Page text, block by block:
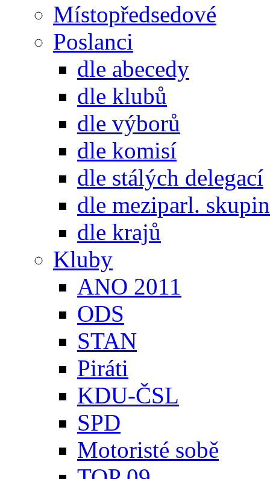
Místopředsedové
Poslanci
dle abecedy
dle klubů
dle výborů
dle komisí
dle stálých delegací
dle meziparl. skupin
dle krajů
Kluby
ANO 2011
ODS
STAN
Piráti
KDU-ČSL
SPD
Motoristé sobě